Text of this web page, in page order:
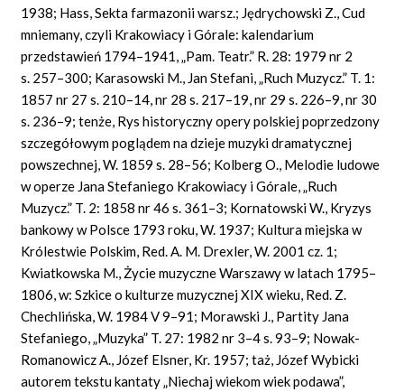
1938; Hass, Sekta farmazonii warsz.; Jędrychowski Z., Cud
mniemany, czyli Krakowiacy i Górale: kalendarium
przedstawień 1794–1941, „Pam. Teatr.” R. 28: 1979 nr 2
s. 257–300; Karasowski M., Jan Stefani, „Ruch Muzycz.” T. 1:
1857 nr 27 s. 210–14, nr 28 s. 217–19, nr 29 s. 226–9, nr 30
s. 236–9; tenże, Rys historyczny opery polskiej poprzedzony
szczegółowym poglądem na dzieje muzyki dramatycznej
powszechnej, W. 1859 s. 28–56; Kolberg O., Melodie ludowe
w operze Jana Stefaniego Krakowiacy i Górale, „Ruch
Muzycz.” T. 2: 1858 nr 46 s. 361–3; Kornatowski W., Kryzys
bankowy w Polsce 1793 roku, W. 1937; Kultura miejska w
Królestwie Polskim, Red. A. M. Drexler, W. 2001 cz. 1;
Kwiatkowska M., Życie muzyczne Warszawy w latach 1795–
1806, w: Szkice o kulturze muzycznej XIX wieku, Red. Z.
Chechlińska, W. 1984 V 9–91; Morawski J., Partity Jana
Stefaniego, „Muzyka” T. 27: 1982 nr 3–4 s. 93–9; Nowak-
Romanowicz A., Józef Elsner, Kr. 1957; taż, Józef Wybicki
autorem tekstu kantaty „Niechaj wiekom wiek podawa”,